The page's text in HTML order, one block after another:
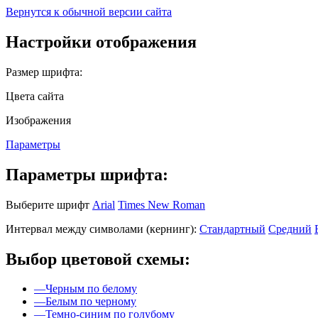
Вернутся к обычной версии сайта
Настройки отображения
Размер шрифта:
Цвета сайта
Изображения
Параметры
Параметры шрифта:
Выберите шрифт Arial Times New Roman
Интервал между символами (кернинг): Стандартный Средний
Выбор цветовой схемы:
—Черным по белому
—Белым по черному
—Темно-синим по голубому